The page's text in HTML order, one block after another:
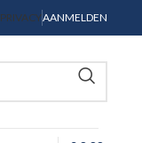
PRIVACYAANMELDEN